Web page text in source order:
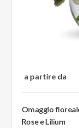
a partire da
Omaggio
Rose e Lilium